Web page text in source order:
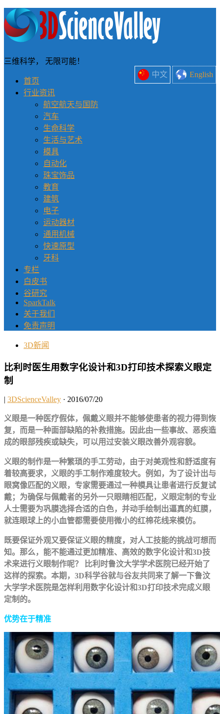
中文 English
三维科学， 无限可能！
首页
行业资讯
航空航天与国防
汽车
生命科学
生活与艺术
模具
自动化
珠宝饰品
教育
建筑
电子
运动器材
通用机械
快速原型
牙科
专栏
白皮书
谷研究
SparkTalk
关于我们
免责声明
3D新闻
比利时医生用数字化设计和3D打印技术探索义眼定
制
| 3DScienceValley · 2016/07/20
义眼是一种医疗假体，佩戴义眼并不能够使患者的视力得到恢
复，而是一种面部缺陷的补救措施。因此由一些事故、恶疾造
成的眼部残疾或缺失，可以用过安装义眼改善外观容貌。
义眼的制作是一种繁琐的手工劳动，由于对美观性和舒适度有
着较高要求，义眼的手工制作难度较大。例如，为了设计出与
眼窝像匹配的义眼，专家需要通过一种模具让患者进行反复试
戴；为确保与佩戴者的另外一只眼睛相匹配，义眼定制的专业
人士需要为巩膜选择合适的白色，并动手绘制出逼真的虹膜，
就连眼球上的小血管都需要使用微小的红棉花线来模仿。
既要保证外观又要保证义眼的精度，对人工技能的挑战可想而
知。那么，能不能通过更加精准、高效的数字化设计和3D技
术来进行义眼制作呢？ 比利时鲁汶大学学术医院已经开始了
这样的探索。本期，3D科学谷就与谷友共同来了解一下鲁汶
大学学术医院是怎样利用数字化设计和3D打印技术完成义眼
定制的。
优势在于精准